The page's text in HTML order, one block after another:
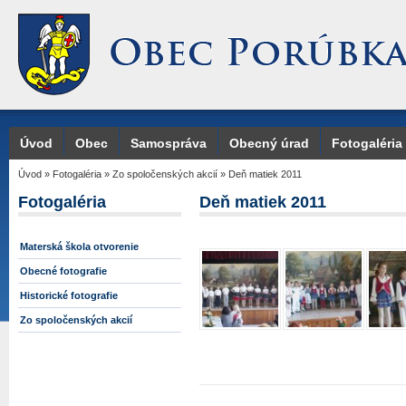
Úvod Obec Samospráva Obecný úrad Fotogaléria
Úvod » Fotogaléria » Zo spoločenských akcií » Deň matiek 2011
Fotogaléria
Materská škola otvorenie
Obecné fotografie
Historické fotografie
Zo spoločenských akcií
Deň matiek 2011